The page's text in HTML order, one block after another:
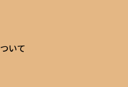
いて